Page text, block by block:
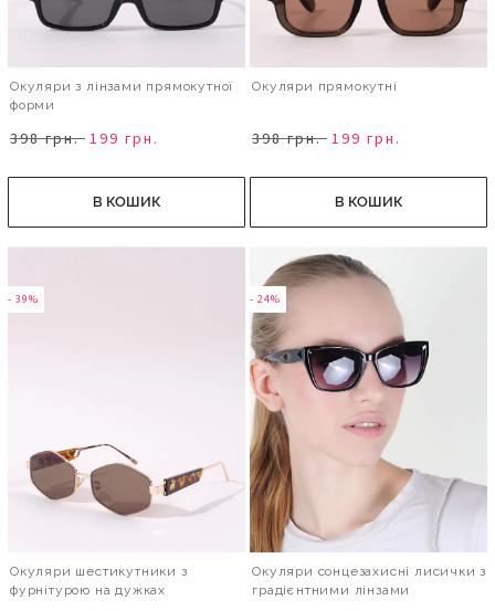
Окуляри з лінзами прямокутної
форми
398 грн. 199 грн.
В КОШИК
Окуляри прямокутні
398 грн. 199 грн.
В КОШИК
- 39%
Окуляри шестикутники з
фурнітурою на дужках
- 24%
Окуляри сонцезахисні лисички з
градієнтними лінзами